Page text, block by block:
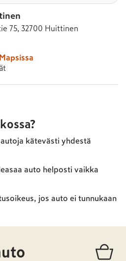
75, 32700 Huittinen
kätevästi yhdestä
auto helposti vaikka
jos auto ei tunnukaan